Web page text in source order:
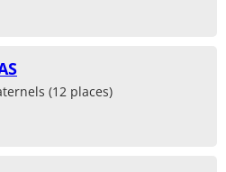
(12 places)